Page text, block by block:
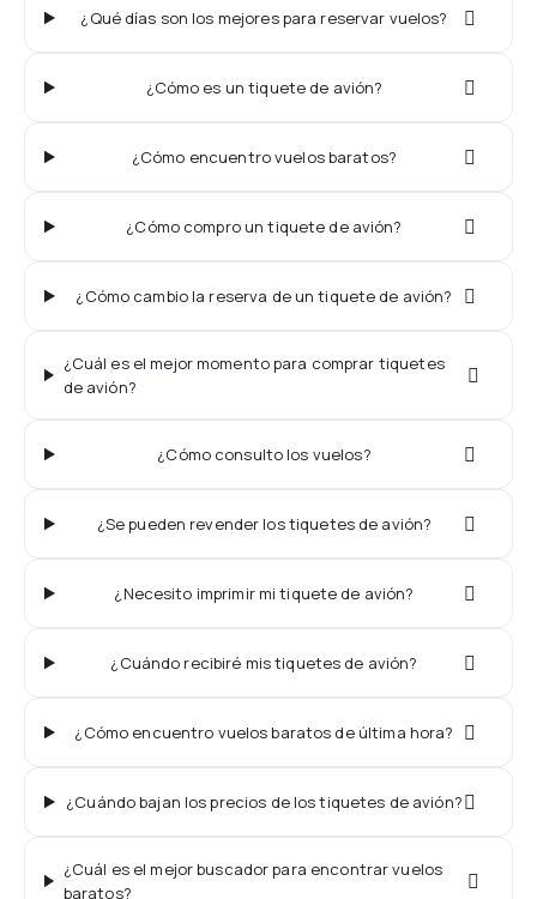
¿Qué días son los mejores para reservar vuelos?
¿Cómo es un tiquete de avión?
¿Cómo encuentro vuelos baratos?
¿Cómo compro un tiquete de avión?
¿Cómo cambio la reserva de un tiquete de avión?
¿Cuál es el mejor momento para comprar tiquetes
de avión?
¿Cómo consulto los vuelos?
¿Se pueden revender los tiquetes de avión?
¿Necesito imprimir mi tiquete de avión?
¿Cuándo recibiré mis tiquetes de avión?
¿Cómo encuentro vuelos baratos de última hora?
¿Cuándo bajan los precios de los tiquetes de avión?
¿Cuál es el mejor buscador para encontrar vuelos
baratos?